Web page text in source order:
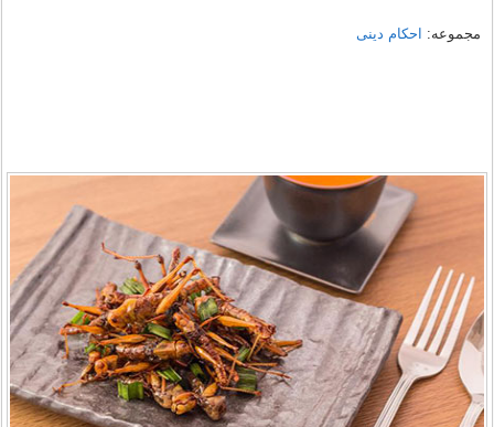
مجموعه: احکام دینی